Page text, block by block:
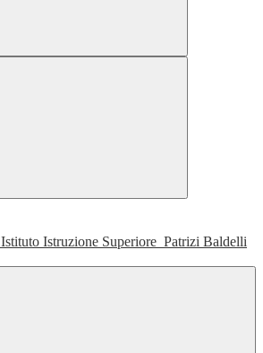
Istituto Istruzione Superiore Patrizi Baldelli